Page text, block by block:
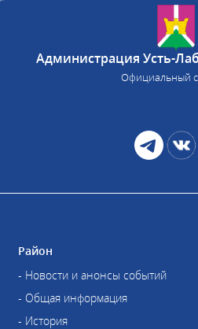
Администрация Усть-
Официальный
Район
- Новости и анонсы событий
- Общая информация
- История